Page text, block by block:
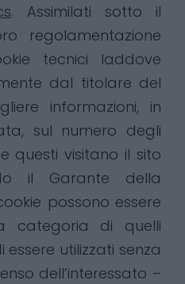
. Assimilati sotto il
regolamentazione
tecnici laddove
dal titolare del
informazioni, in
sul numero degli
questi visitano il sito
il Garante della
possono essere
categoria di quelli
essere utilizzati senza
dell’interessato –